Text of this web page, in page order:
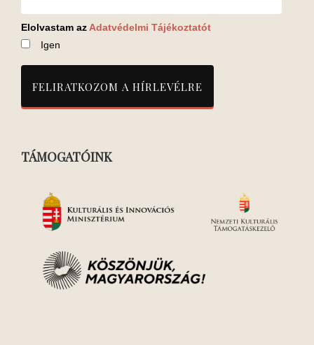
Elolvastam az Adatvédelmi Tájékoztatót
Igen
TÁMOGATÓINK